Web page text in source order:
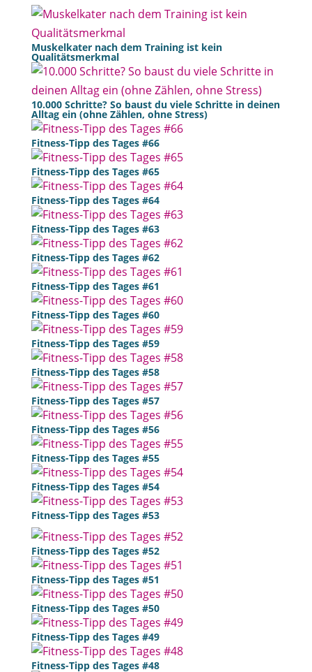
Muskelkater nach dem Training ist kein
Qualitätsmerkmal
10.000 Schritte? So baust du viele Schritte in deinen
Alltag ein (ohne Zählen, ohne Stress)
Fitness-Tipp des Tages #66
Fitness-Tipp des Tages #65
Fitness-Tipp des Tages #64
Fitness-Tipp des Tages #63
Fitness-Tipp des Tages #62
Fitness-Tipp des Tages #61
Fitness-Tipp des Tages #60
Fitness-Tipp des Tages #59
Fitness-Tipp des Tages #58
Fitness-Tipp des Tages #57
Fitness-Tipp des Tages #56
Fitness-Tipp des Tages #55
Fitness-Tipp des Tages #54
Fitness-Tipp des Tages #53
Fitness-Tipp des Tages #52
Fitness-Tipp des Tages #51
Fitness-Tipp des Tages #50
Fitness-Tipp des Tages #49
Fitness-Tipp des Tages #48